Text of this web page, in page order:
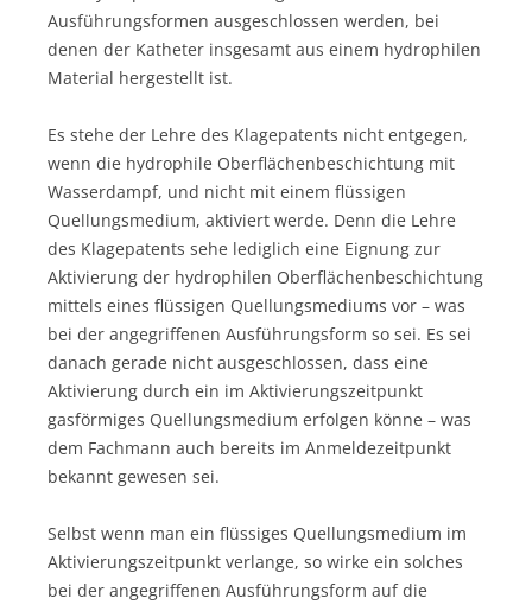
Ausführungsformen ausgeschlossen werden, bei
denen der Katheter insgesamt aus einem hydrophilen
Material hergestellt ist.
Es stehe der Lehre des Klagepatents nicht entgegen,
wenn die hydrophile Oberflächenbeschichtung mit
Wasserdampf, und nicht mit einem flüssigen
Quellungsmedium, aktiviert werde. Denn die Lehre
des Klagepatents sehe lediglich eine Eignung zur
Aktivierung der hydrophilen Oberflächenbeschichtung
mittels eines flüssigen Quellungsmediums vor – was
bei der angegriffenen Ausführungsform so sei. Es sei
danach gerade nicht ausgeschlossen, dass eine
Aktivierung durch ein im Aktivierungszeitpunkt
gasförmiges Quellungsmedium erfolgen könne – was
dem Fachmann auch bereits im Anmeldezeitpunkt
bekannt gewesen sei.
Selbst wenn man ein flüssiges Quellungsmedium im
Aktivierungszeitpunkt verlange, so wirke ein solches
bei der angegriffenen Ausführungsform auf die